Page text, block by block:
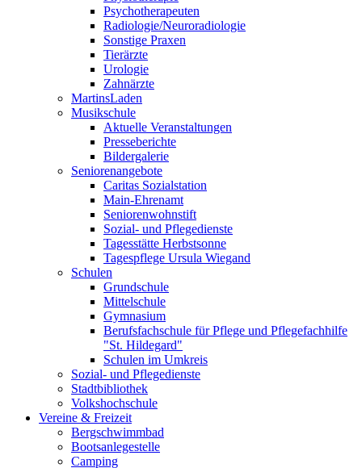
Psychotherapeuten
Radiologie/Neuroradiologie
Sonstige Praxen
Tierärzte
Urologie
Zahnärzte
MartinsLaden
Musikschule
Aktuelle Veranstaltungen
Presseberichte
Bildergalerie
Seniorenangebote
Caritas Sozialstation
Main-Ehrenamt
Seniorenwohnstift
Sozial- und Pflegedienste
Tagesstätte Herbstsonne
Tagespflege Ursula Wiegand
Schulen
Grundschule
Mittelschule
Gymnasium
Berufsfachschule für Pflege und Pflegefachhilfe
"St. Hildegard"
Schulen im Umkreis
Sozial- und Pflegedienste
Stadtbibliothek
Volkshochschule
Vereine & Freizeit
Bergschwimmbad
Bootsanlegestelle
Camping